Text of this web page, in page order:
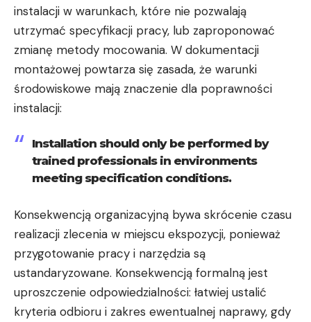
instalacji w warunkach, które nie pozwalają
utrzymać specyfikacji pracy, lub zaproponować
zmianę metody mocowania. W dokumentacji
montażowej powtarza się zasada, że warunki
środowiskowe mają znaczenie dla poprawności
instalacji:
Installation should only be performed by
trained professionals in environments
meeting specification conditions.
Konsekwencją organizacyjną bywa skrócenie czasu
realizacji zlecenia w miejscu ekspozycji, ponieważ
przygotowanie pracy i narzędzia są
ustandaryzowane. Konsekwencją formalną jest
uproszczenie odpowiedzialności: łatwiej ustalić
kryteria odbioru i zakres ewentualnej naprawy, gdy